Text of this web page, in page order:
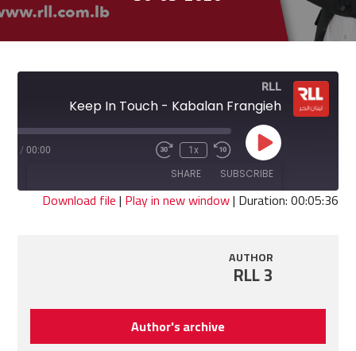
RLL
Keep In Touch - Kabalan Frangieh
Play
Episode
Rewind
10
Seconds
1x
Fast
seconds
00:00
/
SUBSCRIBE
SHARE
Download file| Play in new window| Duration: 00:05:36
AUTHOR
RLL 3
Author's archive